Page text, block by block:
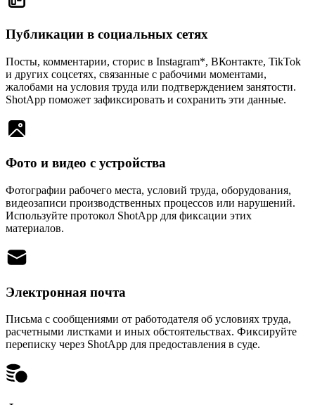
Публикации в социальных сетях
Посты, комментарии, сторис в Instagram*, ВКонтакте, TikTok
и других соцсетях, связанные с рабочими моментами,
жалобами на условия труда или подтверждением занятости.
ShotApp поможет зафиксировать и сохранить эти данные.
Фото и видео с устройства
Фотографии рабочего места, условий труда, оборудования,
видеозаписи производственных процессов или нарушений.
Используйте протокол ShotApp для фиксации этих
материалов.
Электронная почта
Письма с сообщениями от работодателя об условиях труда,
расчетными листками и иных обстоятельствах. Фиксируйте
переписку через ShotApp для предоставления в суде.